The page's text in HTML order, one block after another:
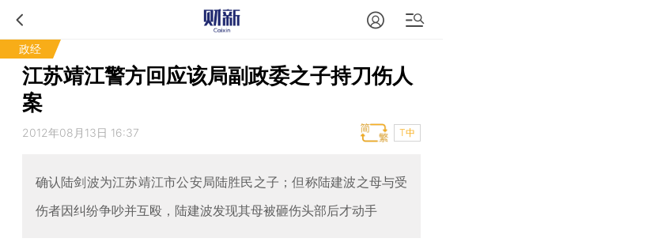
政经
江苏靖江警方回应该局副政委之子持刀伤人
案
2012年08月13日 16:37 T中
确认陆剑波为江苏靖江市公安局陆胜民之子；但称陆建波之母与受
伤者因纠纷争吵并互殴，陆建波发现其母被砸伤头部后才动手